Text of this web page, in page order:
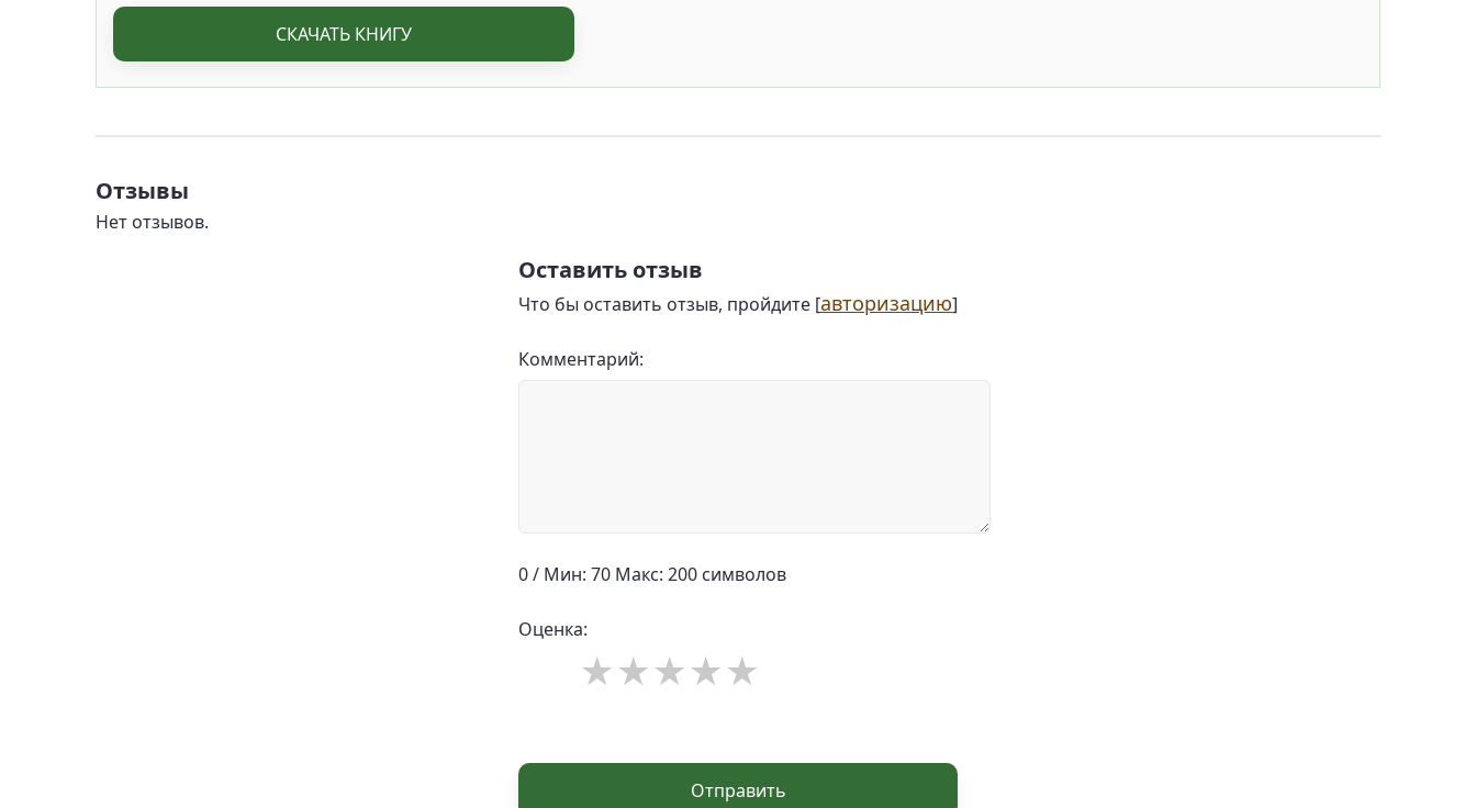
СКАЧАТЬ КНИГУ
Отзывы
Нет отзывов.
Оставить отзыв
Что бы оставить отзыв, пройдите [авторизацию]
Комментарий:
0 / Мин: 70 Макс: 200 символов
Оценка:
Отправить